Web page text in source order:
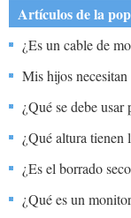
Artículos de la
¿Es un cable de
Mis hijos
su computadora.
¿Qué se debe
¿Qué altura tienen
computadora?
¿Es el borrado
¿Qué es un